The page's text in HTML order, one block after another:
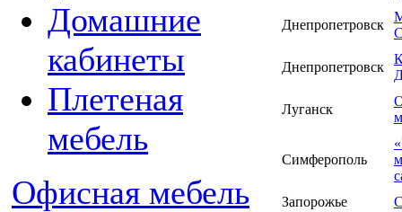
Домашние
кабинеты
Плетеная
мебель
Офисная мебель
Днепропетровск
Днепропетровск
Луганск
Симферополь
Запорожье